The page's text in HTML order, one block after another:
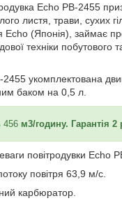
Echo PB-2455
листя, трави, сухих
Echo (Японія), займає
техніки побутового
укомплектована
баком на 0,5 л.
456 м3/годину. Гарантія 2
повітродувки Echo
повітря 63,9 м/с.
карбюратор.